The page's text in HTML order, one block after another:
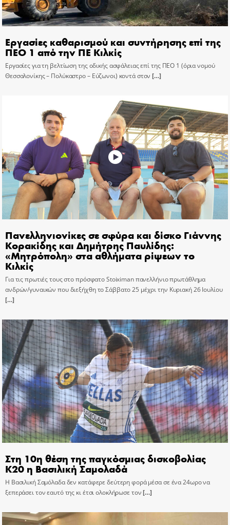
Εργασίες καθαρισμού και συντήρησης επί της
ΠΕΟ 1 από την ΠΕ Κιλκίς
Εργασίες για τη βελτίωση της οδικής ασφάλειας επί της ΠΕΟ 1 (όρια νομού
Θεσσαλονίκης – Πολύκαστρο – Εύζωνοι) κοντά στον […]
Πανελληνιονίκες σε σφύρα και δίσκο Γιάννης
Κορακίδης και Δημήτρης Παυλίδης:
«Μητρόπολη» στα αθλήματα ρίψεων το
Κιλκίς
Για τις πρωτιές τους στο πρόσφατο Stoiximan πανελλήνιο πρωτάθλημα
ανδρών/γυναικών που διεξήχθη το Σάββατο 25 μέχρι την Κυριακή 26 Ιουλίου
[…]
Στη 10η θέση της παγκόσμιας δισκοβολίας
Κ20 η Βασιλική Σαμολαδά
Η Βασιλική Σαμόλαδα δεν κατάφερε δεύτερη φορά μέσα σε ένα 24ωρο να
ξεπεράσει τον εαυτό της κι έτσι ολοκλήρωσε τον[…]